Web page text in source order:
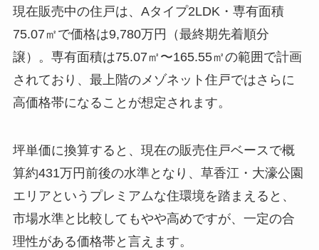
現在販売中の住戸は、Aタイプ2LDK・専有面積
75.07㎡で価格は9,780万円（最終期先着順分
譲）。専有面積は75.07㎡〜165.55㎡の範囲で計画
されており、最上階のメゾネット住戸ではさらに
高価格帯になることが想定されます。
坪単価に換算すると、現在の販売住戸ベースで概
算約431万円前後の水準となり、草香江・大濠公園
エリアというプレミアムな住環境を踏まえると、
市場水準と比較してもやや高めですが、一定の合
理性がある価格帯と言えます。